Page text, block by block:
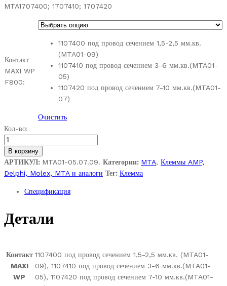
MTA1707400; 1707410; 1707420
Контакт
MAXI WP
F800:
1107400 под провод сечением 1,5-2,5 мм.кв.
(MTA01-09)
1107410 под провод сечением 3-6 мм.кв.(MTA01-
05)
1107420 под провод сечением 7-10 мм.кв.(MTA01-
07)
Очистить
MTA1107400;
1107410;
1107420.
Контакт
гнездовой
MAXI
F800
с
Цена
Кол-во:
В корзину
АРТИКУЛ: MTA01-05.07.09. Категории: MTA, Клеммы AMP,
Delphi, Molex, MTA и аналоги Тег: Клемма
Спецификация
Детали
Контакт
MAXI
WP
1107400 под провод сечением 1,5-2,5 мм.кв. (MTA01-
09), 1107410 под провод сечением 3-6 мм.кв.(MTA01-
05), 1107420 под провод сечением 7-10 мм.кв.(MTA01-